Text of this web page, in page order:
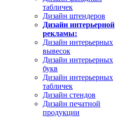
табличек
Дизайн штендеров
Дизайн интерьерной
рекламы:
Дизайн интерьерных
вывесок
Дизайн интерьерных
букв
Дизайн интерьерных
табличек
Дизайн стендов
Дизайн печатной
продукции